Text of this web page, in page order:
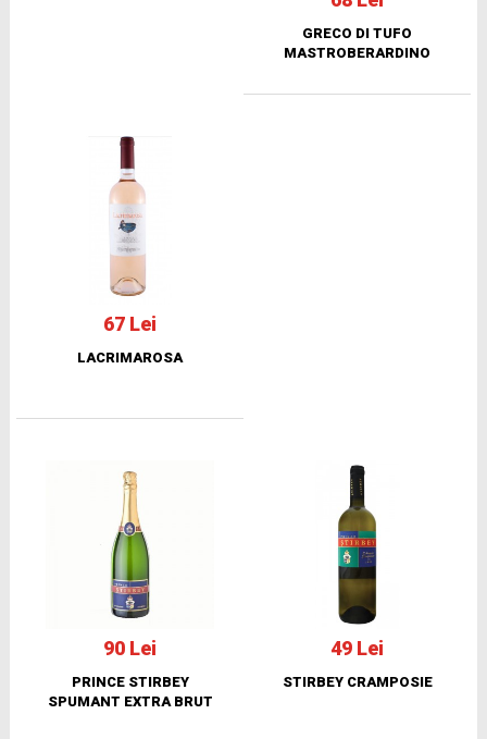
GRECO DI TUFO
MASTROBERARDINO
67 Lei
LACRIMAROSA
90 Lei
PRINCE STIRBEY
SPUMANT EXTRA BRUT
49 Lei
STIRBEY CRAMPOSIE